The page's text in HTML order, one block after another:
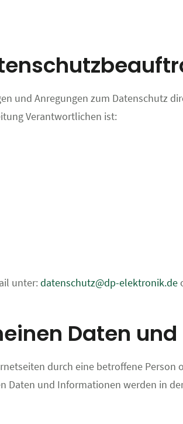
und Anregungen zum Datenschutz
Verantwortlichen ist:
unter: datenschutz@dp-elektronik.de
Daten
durch eine betroffene Person
und Informationen werden in